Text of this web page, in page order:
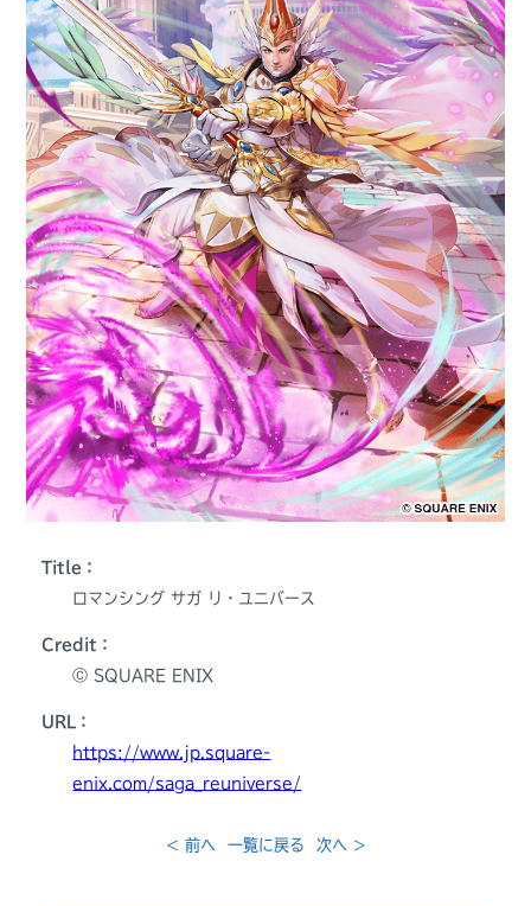
Title：
ロマンシング サガ リ・ユニバース
Credit：
Ⓒ SQUARE ENIX
URL：
https://www.jp.square-
enix.com/saga_reuniverse/
< 前へ 一覧に戻る 次へ >